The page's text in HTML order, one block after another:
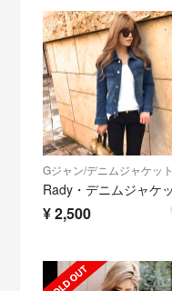
Gジャン/デニムジャケット
¥2,500